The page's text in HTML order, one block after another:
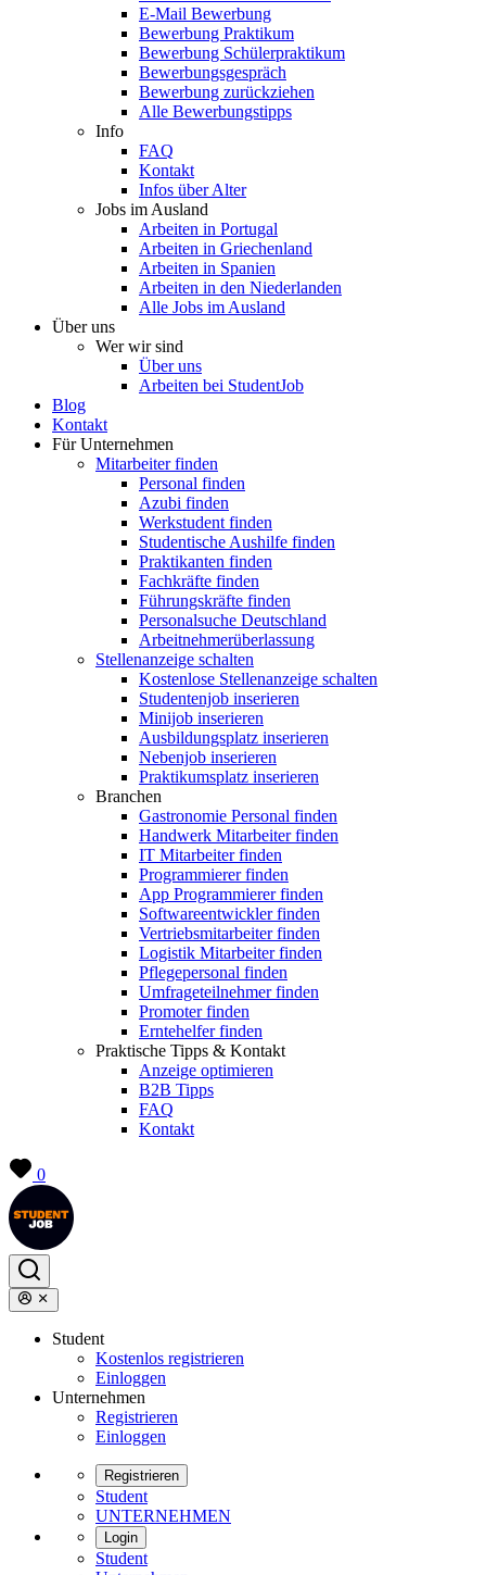
E-Mail Bewerbung
Bewerbung Praktikum
Bewerbung Schülerpraktikum
Bewerbungsgespräch
Bewerbung zurückziehen
Alle Bewerbungstipps
Info
FAQ
Kontakt
Infos über Alter
Jobs im Ausland
Arbeiten in Portugal
Arbeiten in Griechenland
Arbeiten in Spanien
Arbeiten in den Niederlanden
Alle Jobs im Ausland
Über uns
Wer wir sind
Über uns
Arbeiten bei StudentJob
Blog
Kontakt
Für Unternehmen
Mitarbeiter finden
Personal finden
Azubi finden
Werkstudent finden
Studentische Aushilfe finden
Praktikanten finden
Fachkräfte finden
Führungskräfte finden
Personalsuche Deutschland
Arbeitnehmerüberlassung
Stellenanzeige schalten
Kostenlose Stellenanzeige schalten
Studentenjob inserieren
Minijob inserieren
Ausbildungsplatz inserieren
Nebenjob inserieren
Praktikumsplatz inserieren
Branchen
Gastronomie Personal finden
Handwerk Mitarbeiter finden
IT Mitarbeiter finden
Programmierer finden
App Programmierer finden
Softwareentwickler finden
Vertriebsmitarbeiter finden
Logistik Mitarbeiter finden
Pflegepersonal finden
Umfrageteilnehmer finden
Promoter finden
Erntehelfer finden
Praktische Tipps & Kontakt
Anzeige optimieren
B2B Tipps
FAQ
Kontakt
0
Student
Kostenlos registrieren
Einloggen
Unternehmen
Registrieren
Einloggen
Registrieren
Student
UNTERNEHMEN
Login
Student